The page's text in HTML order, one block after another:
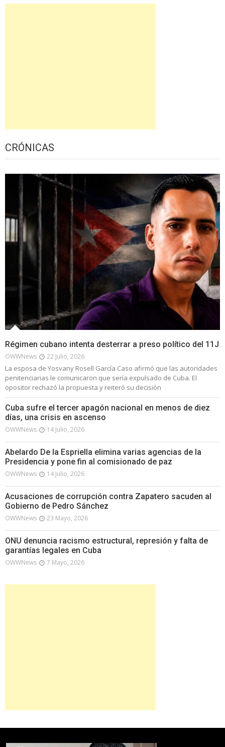
CRÓNICAS
Régimen cubano intenta desterrar a preso político del 11J
OWWNews 22 Julio, 2026
La esposa de Yosvany Rosell García Caso afirmó que las autoridades
penitenciarias le comunicaron que sería expulsado de Cuba. El
opositor rechazó la propuesta y reiteró su decisión
Cuba sufre el tercer apagón nacional en menos de diez
días, una crisis en ascenso
OWWNews 14 Julio, 2026
Abelardo De la Espriella elimina varias agencias de la
Presidencia y pone fin al comisionado de paz
OWWNews 14 Julio, 2026
Acusaciones de corrupción contra Zapatero sacuden al
Gobierno de Pedro Sánchez
OWWNews 23 Mayo, 2026
ONU denuncia racismo estructural, represión y falta de
garantías legales en Cuba
OWWNews 7 Mayo, 2026